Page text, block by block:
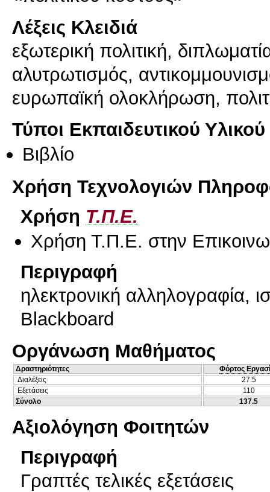
Λέξεις Κλειδιά
εξωτερική πολιτική,
αλυτρωτισμός,
ευρωπαϊκή ολοκλήρωση,
Τύποι Εκπαιδευτικού Υλικού
Βιβλίο
Χρήση Τεχνολογιών
Χρήση Τ.Π.Ε.
Χρήση Τ.Π.Ε. στην
Περιγραφή
ηλεκτρονική αλληλογραφία,
Blackboard
Οργάνωση Μαθήματος
Δραστηριότητες
Φόρτος
Διαλέξεις
27.5
Εξετάσεις
110
Σύνολο
137.5
Αξιολόγηση Φοιτητών
Περιγραφή
Γραπτές τελικές εξετάσεις